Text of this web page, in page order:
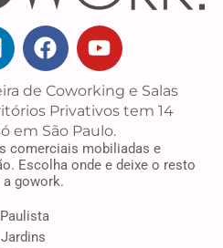
de Coworking e Salas
Privativos tem 14
em São Paulo.
comerciais mobiliadas e
Escolha onde e deixe o resto
gowork.